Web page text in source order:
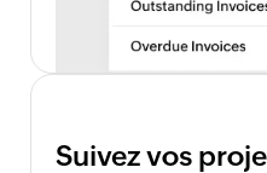
Suivez vos